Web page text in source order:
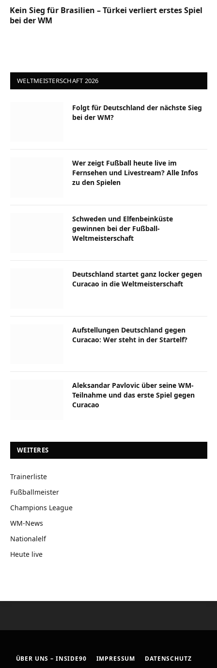
Kein Sieg für Brasilien – Türkei verliert erstes Spiel
bei der WM
WELTMEISTERSCHAFT 2026
Folgt für Deutschland der nächste Sieg
bei der WM?
Wer zeigt Fußball heute live im
Fernsehen und Livestream? Alle Infos
zu den Spielen
Schweden und Elfenbeinküste
gewinnen bei der Fußball-
Weltmeisterschaft
Deutschland startet ganz locker gegen
Curacao in die Weltmeisterschaft
Aufstellungen Deutschland gegen
Curacao: Wer steht in der Startelf?
Aleksandar Pavlovic über seine WM-
Teilnahme und das erste Spiel gegen
Curacao
WEITERES
Trainerliste
Fußballmeister
Champions League
WM-News
Nationalelf
Heute live
ÜBER UNS – INSIDE90 IMPRESSUM DATENSCHUTZ